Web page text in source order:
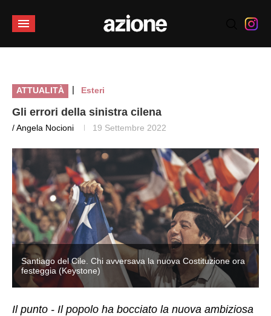
ATTUALITÀ | Esteri
Gli errori della sinistra cilena
/ Angela Nocioni 19 Settembre 2022
Santiago del Cile. Chi avversava la nuova Costituzione ora
festeggia (Keystone)
Il punto - Il popolo ha bocciato la nuova ambiziosa